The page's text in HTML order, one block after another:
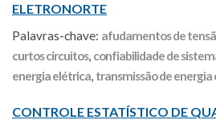
ELETRONORTE
Palavras-chave: afudamentos de
curtos circuitos, confiabilidade de
energia elétrica, transmissão de energia
CONTROLE ESTATÍSTICO DE